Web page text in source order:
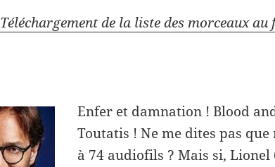
Téléchargement de la liste des morceaux au
Enfer et damnation ! Blood
Toutatis ! Ne me dites pas que
à 74 audiofils ? Mais si, Lionel